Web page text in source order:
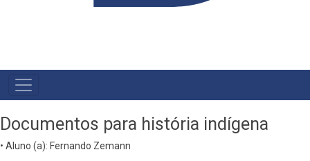
MAIN
NAVIGATION
Documentos para história indígena
• Aluno (a): Fernando Zemann